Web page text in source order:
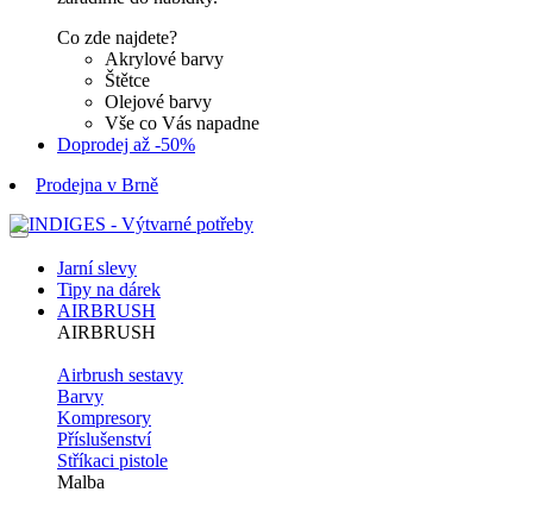
Co zde najdete?
Akrylové barvy
Štětce
Olejové barvy
Vše co Vás napadne
Doprodej až -50%
Prodejna v Brně
Jarní slevy
Tipy na dárek
AIRBRUSH
AIRBRUSH
Airbrush sestavy
Barvy
Kompresory
Příslušenství
Stříkaci pistole
Malba